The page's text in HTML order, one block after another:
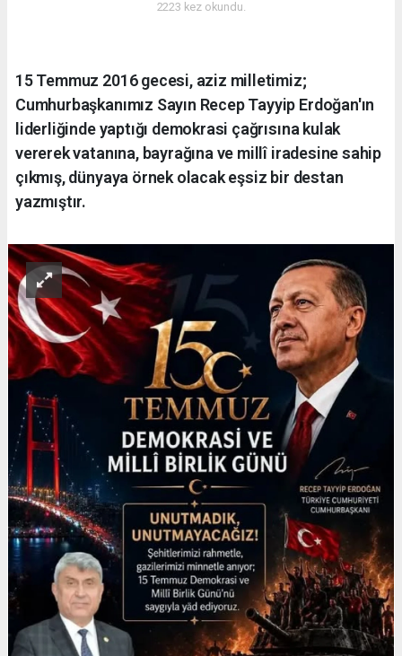
2223 kez okundu.
15 Temmuz 2016 gecesi, aziz milletimiz;
Cumhurbaşkanımız Sayın Recep Tayyip Erdoğan'ın
liderliğinde yaptığı demokrasi çağrısına kulak
vererek vatanına, bayrağına ve millî iradesine sahip
çıkmış, dünyaya örnek olacak eşsiz bir destan
yazmıştır.